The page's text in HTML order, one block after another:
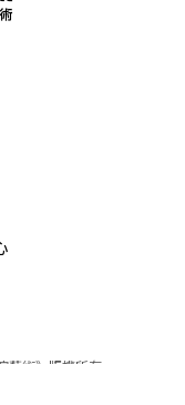
藝術》版權所有
Reserved